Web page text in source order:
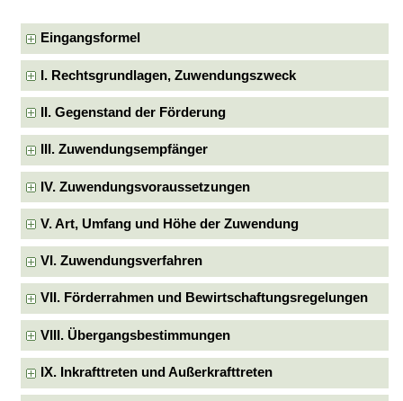
Eingangsformel
I. Rechtsgrundlagen, Zuwendungszweck
II. Gegenstand der Förderung
III. Zuwendungsempfänger
IV. Zuwendungsvoraussetzungen
V. Art, Umfang und Höhe der Zuwendung
VI. Zuwendungsverfahren
VII. Förderrahmen und Bewirtschaftungsregelungen
VIII. Übergangsbestimmungen
IX. Inkrafttreten und Außerkrafttreten